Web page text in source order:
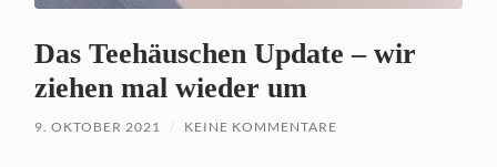
Das Teehäuschen Update – wir
ziehen mal wieder um
9. OKTOBER 2021 / KEINE KOMMENTARE